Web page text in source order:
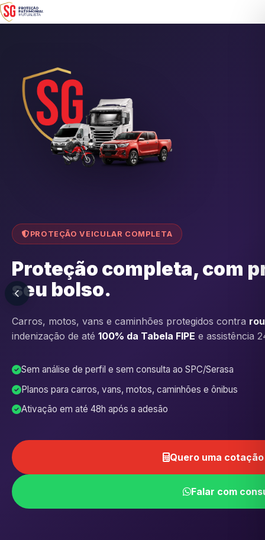
PROTEÇÃO VEICULAR COMPLETA
Proteção completa, com
seu bolso.
Carros, motos, vans e caminhões protegidos contra
indenização de até 100% da Tabela FIPE e assistência
Sem análise de perfil e sem consulta ao SPC/Serasa
Planos para carros, vans, motos, caminhões e ônibus
Ativação em até 48h após a adesão
Quero uma
Falar com